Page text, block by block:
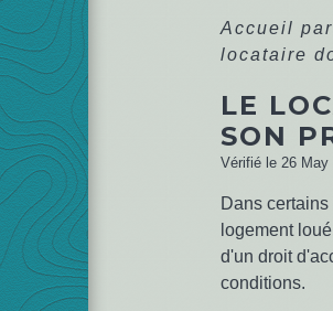
Accueil
locataire
LE
SON
Vérifié le 26 May
Dans
logement
d'un droit
conditions.